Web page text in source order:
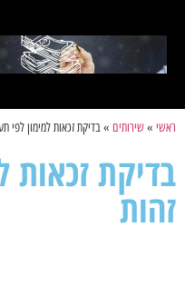
ראשי »שירותים » בדיקת זכאות למימון לפי
בדיקת זכאות
זהות